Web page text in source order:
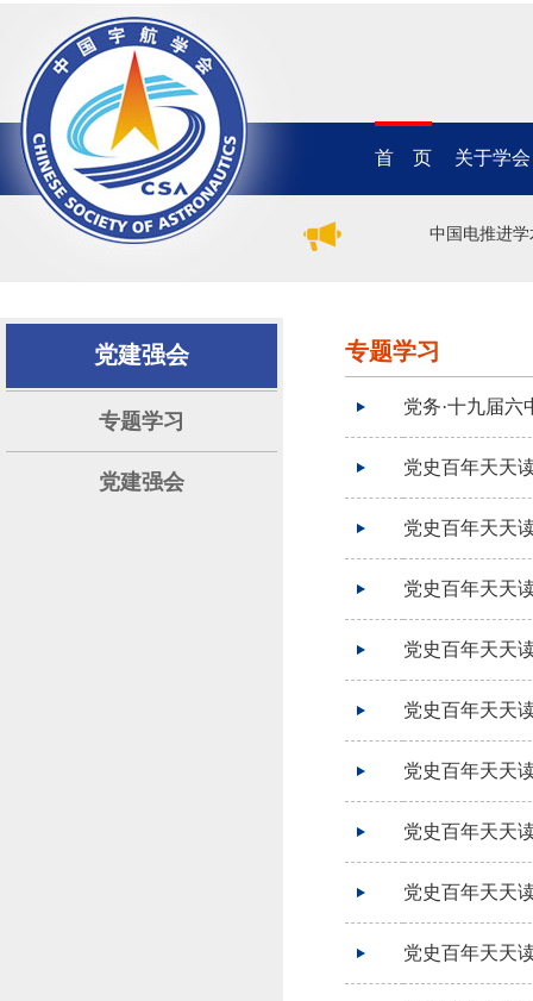
首 页 关于学会
2026年（第二十一届）中国电推进学
党建强会
专题学习
党建强会
专题学习
党务·十九届六
党史百年天天
党史百年天天
党史百年天天
党史百年天天
党史百年天天
党史百年天天
党史百年天天
党史百年天天
党史百年天天